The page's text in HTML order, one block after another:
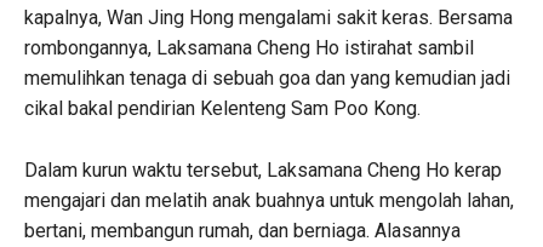
kapalnya, Wan Jing Hong mengalami sakit keras. Bersama
rombongannya, Laksamana Cheng Ho istirahat sambil
memulihkan tenaga di sebuah goa dan yang kemudian jadi
cikal bakal pendirian Kelenteng Sam Poo Kong.
Dalam kurun waktu tersebut, Laksamana Cheng Ho kerap
mengajari dan melatih anak buahnya untuk mengolah lahan,
bertani, membangun rumah, dan berniaga. Alasannya